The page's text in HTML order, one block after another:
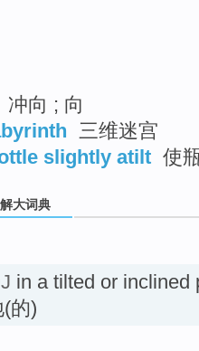
冲向 ; 向
三维迷宫
slightly atilt 使
大词典
in a tilted or inclined
的)